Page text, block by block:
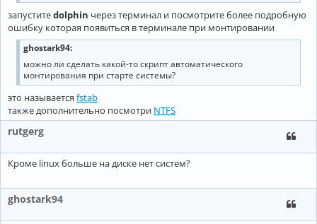
запуститеdolphin через терминал и посмотрите более подробную
ошибку которая появиться в терминале при монтировании
ghostark94:
можно ли сделать какой-то скрипт автоматического
монтирования при старте системы?
это называется fstab
также дополнительно посмотри NTFS
rutgerg
Кроме linux больше на диске нет систем?
ghostark94